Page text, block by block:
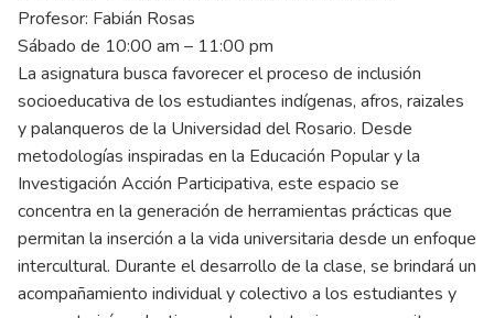
Profesor: Fabián Rosas
Sábado de 10:00 am – 11:00 pm
La asignatura busca favorecer el proceso de inclusión
socioeducativa de los estudiantes indígenas, afros, raizales
y palanqueros de la Universidad del Rosario. Desde
metodologías inspiradas en la Educación Popular y la
Investigación Acción Participativa, este espacio se
concentra en la generación de herramientas prácticas que
permitan la inserción a la vida universitaria desde un enfoque
intercultural. Durante el desarrollo de la clase, se brindará un
acompañamiento individual y colectivo a los estudiantes y